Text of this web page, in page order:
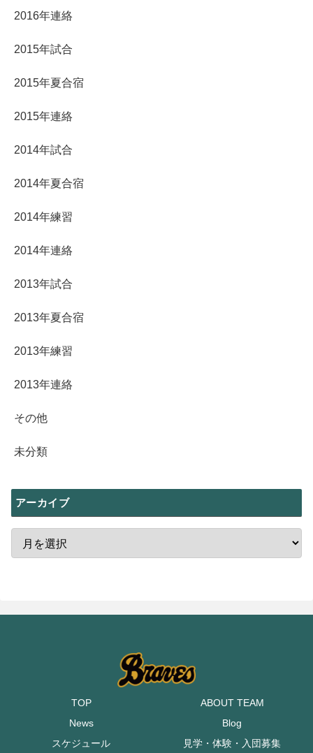
2016年連絡
2015年試合
2015年夏合宿
2015年連絡
2014年試合
2014年夏合宿
2014年練習
2014年連絡
2013年試合
2013年夏合宿
2013年練習
2013年連絡
その他
未分類
アーカイブ
TOP
ABOUT TEAM
News
Blog
スケジュール
見学・体験・入団募集